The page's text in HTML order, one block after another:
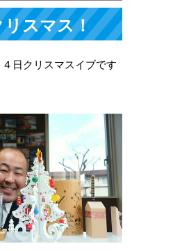
スマス！
日クリスマスイブです